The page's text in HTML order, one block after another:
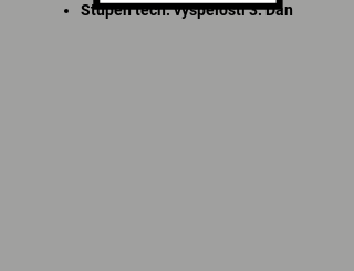
Stupeň tech. vyspelosti 3. Dan